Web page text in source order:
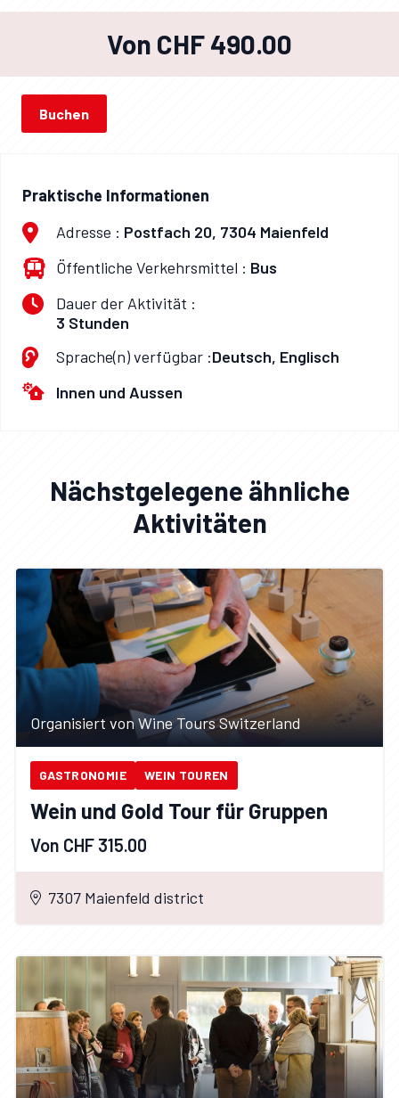
Von CHF 490.00
Buchen
Praktische Informationen
Adresse : Postfach 20, 7304 Maienfeld
Öffentliche Verkehrsmittel : Bus
Dauer der Aktivität :
3 Stunden
Sprache(n) verfügbar :Deutsch, Englisch
Innen und Aussen
Nächstgelegene ähnliche
Aktivitäten
Organisiert von Wine Tours Switzerland
GASTRONOMIE WEIN TOUREN
Wein und Gold Tour für Gruppen
Von CHF 315.00
7307 Maienfeld district